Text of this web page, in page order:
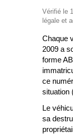
Vérifié le
légale et
Chaque
2009 a
forme
ce
situation
Le
sa